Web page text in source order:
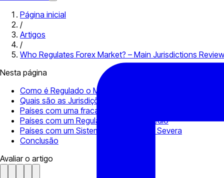
Página inicial
/
Artigos
/
Who Regulates Forex Market? – Main Jurisdictions Review
Nesta página
Como é Regulado o Mercado Forex?
Quais são as Jurisdições para a Obtenção de uma
Países com uma fraca regulamentação Forex
Países com um Regulamento Forex Médio
Países com um Sistema de Regulação Severa
Conclusão
Avaliar o artigo